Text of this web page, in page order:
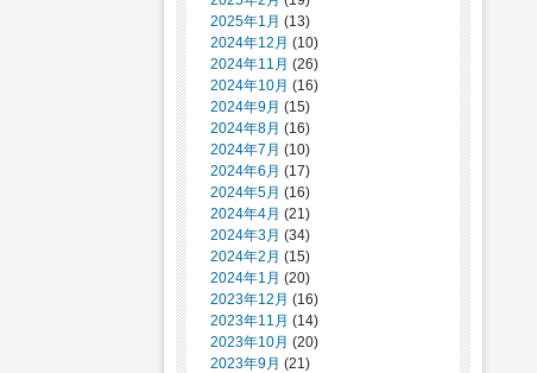
2025年1月 (13)
2024年12月 (10)
2024年11月 (26)
2024年10月 (16)
2024年9月 (15)
2024年8月 (16)
2024年7月 (10)
2024年6月 (17)
2024年5月 (16)
2024年4月 (21)
2024年3月 (34)
2024年2月 (15)
2024年1月 (20)
2023年12月 (16)
2023年11月 (14)
2023年10月 (20)
2023年9月 (21)